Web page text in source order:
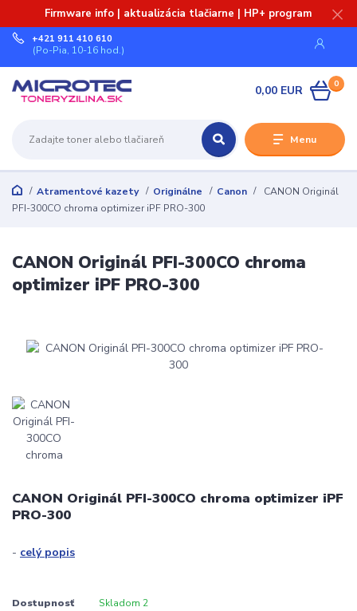
Firmware info | aktualizácia tlačiarne | HP+ program
Menu
+421 911 410 610
(Po-Pia, 10-16 hod.)
0
0,00 EUR
Atramentové kazety Originálne Canon
CANON Originál
PFI-300CO chroma optimizer iPF PRO-300
CANON Originál PFI-300CO chroma
optimizer iPF PRO-300
CANON Originál PFI-300CO chroma optimizer iPF
PRO-300
- celý popis
Dostupnosť Skladom 2